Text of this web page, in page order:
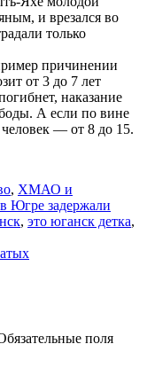
и врезался во
только
причинении
от 3 до 7 лет
наказание
А если по вине
человек — от 8 до 15.
, ХМАО и
Югре задержали
, это юганск детка,
поля